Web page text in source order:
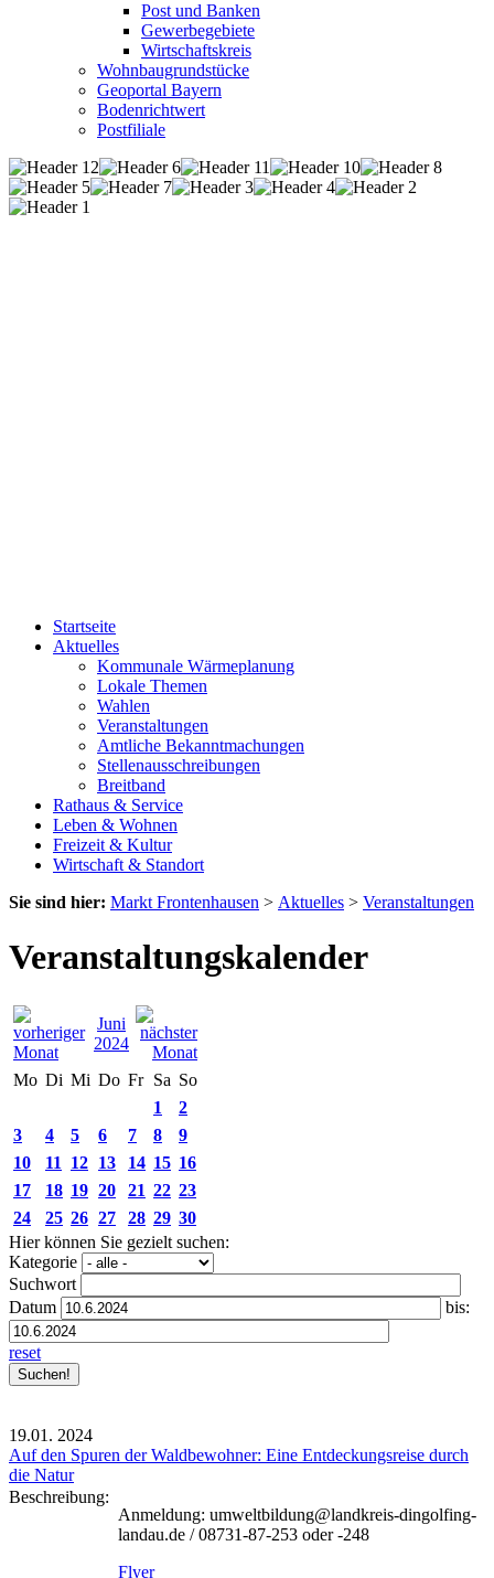
Post und Banken
Gewerbegebiete
Wirtschaftskreis
Wohnbaugrundstücke
Geoportal Bayern
Bodenrichtwert
Postfiliale
Startseite
Aktuelles
Kommunale Wärmeplanung
Lokale Themen
Wahlen
Veranstaltungen
Amtliche Bekanntmachungen
Stellenausschreibungen
Breitband
Rathaus & Service
Leben & Wohnen
Freizeit & Kultur
Wirtschaft & Standort
Sie sind hier: Markt Frontenhausen > Aktuelles > Veranstaltungen
Veranstaltungskalender
Juni
2024
Mo Di Mi Do Fr Sa So
1
2
3
4 5 6 7 8
9
10
11 12 13 14 15 16
17
18 19 20 21 22 23
24
25 26 27 28 29 30
Hier können Sie gezielt suchen:
Kategorie
Suchwort
Datum
bis:
reset
19.01. 2024
Auf den Spuren der Waldbewohner: Eine Entdeckungsreise durch
die Natur
Beschreibung:
Anmeldung: umweltbildung@landkreis-dingolfing-
landau.de / 08731-87-253 oder -248
Flyer